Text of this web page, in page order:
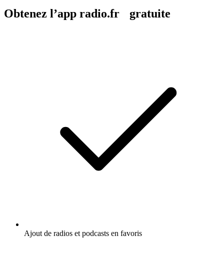
Obtenez l’app radio.fr gratuite
Ajout de radios et podcasts en favoris